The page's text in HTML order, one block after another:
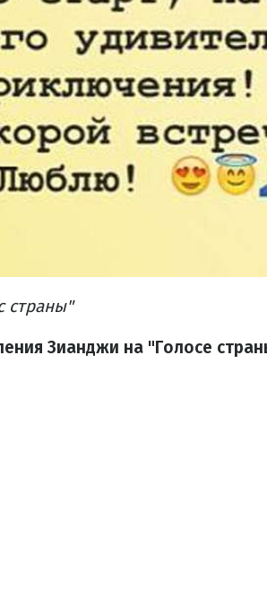
страны"
Зианджи на "Голосе